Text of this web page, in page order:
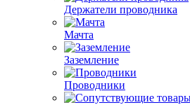
Держатели проводника
Мачта
Заземление
Проводники